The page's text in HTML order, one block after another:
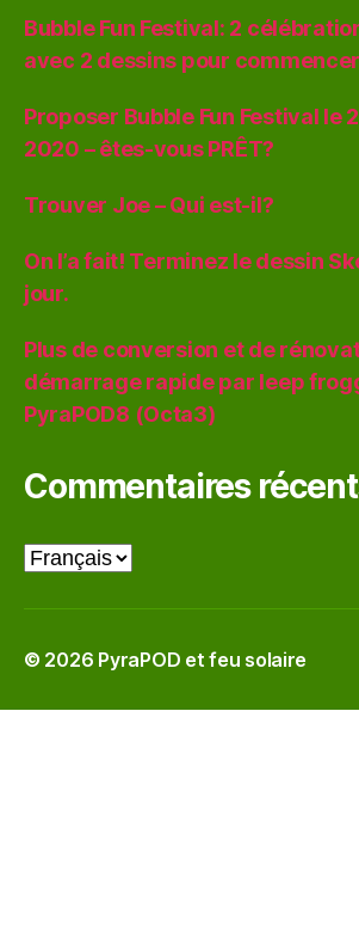
Bubble Fun Festival: 2
avec 2 dessins pour commencer
Proposer Bubble Fun Festival le
2020 – êtes-vous PRÊT?
Trouver Joe – Qui est-il?
On l’a fait! Terminez le dessin
jour.
Plus de conversion et de
démarrage rapide par leep
PyraPOD8 (Octa3)
Commentaires
Choisir
une
langue
© 2026 PyraPOD et feu solaire